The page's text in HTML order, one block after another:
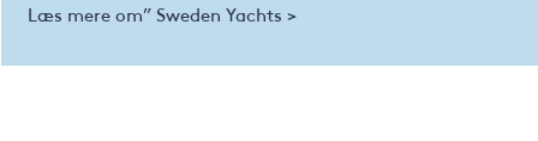
Læs mere om” Sweden Yachts >